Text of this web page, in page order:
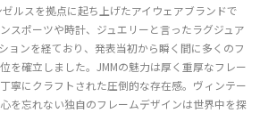
ルスを拠点に起ち上げたアイウェアブランドで
スポーツや時計、ジュエリーと言ったラグジュア
ョンを経ており、発表当初から瞬く間に多くのフ
を確立しました。JMMの魅力は厚く重厚なフレー
寧にクラフトされた圧倒的な存在感。ヴィンテー
を忘れない独自のフレームデザインは世界中を探